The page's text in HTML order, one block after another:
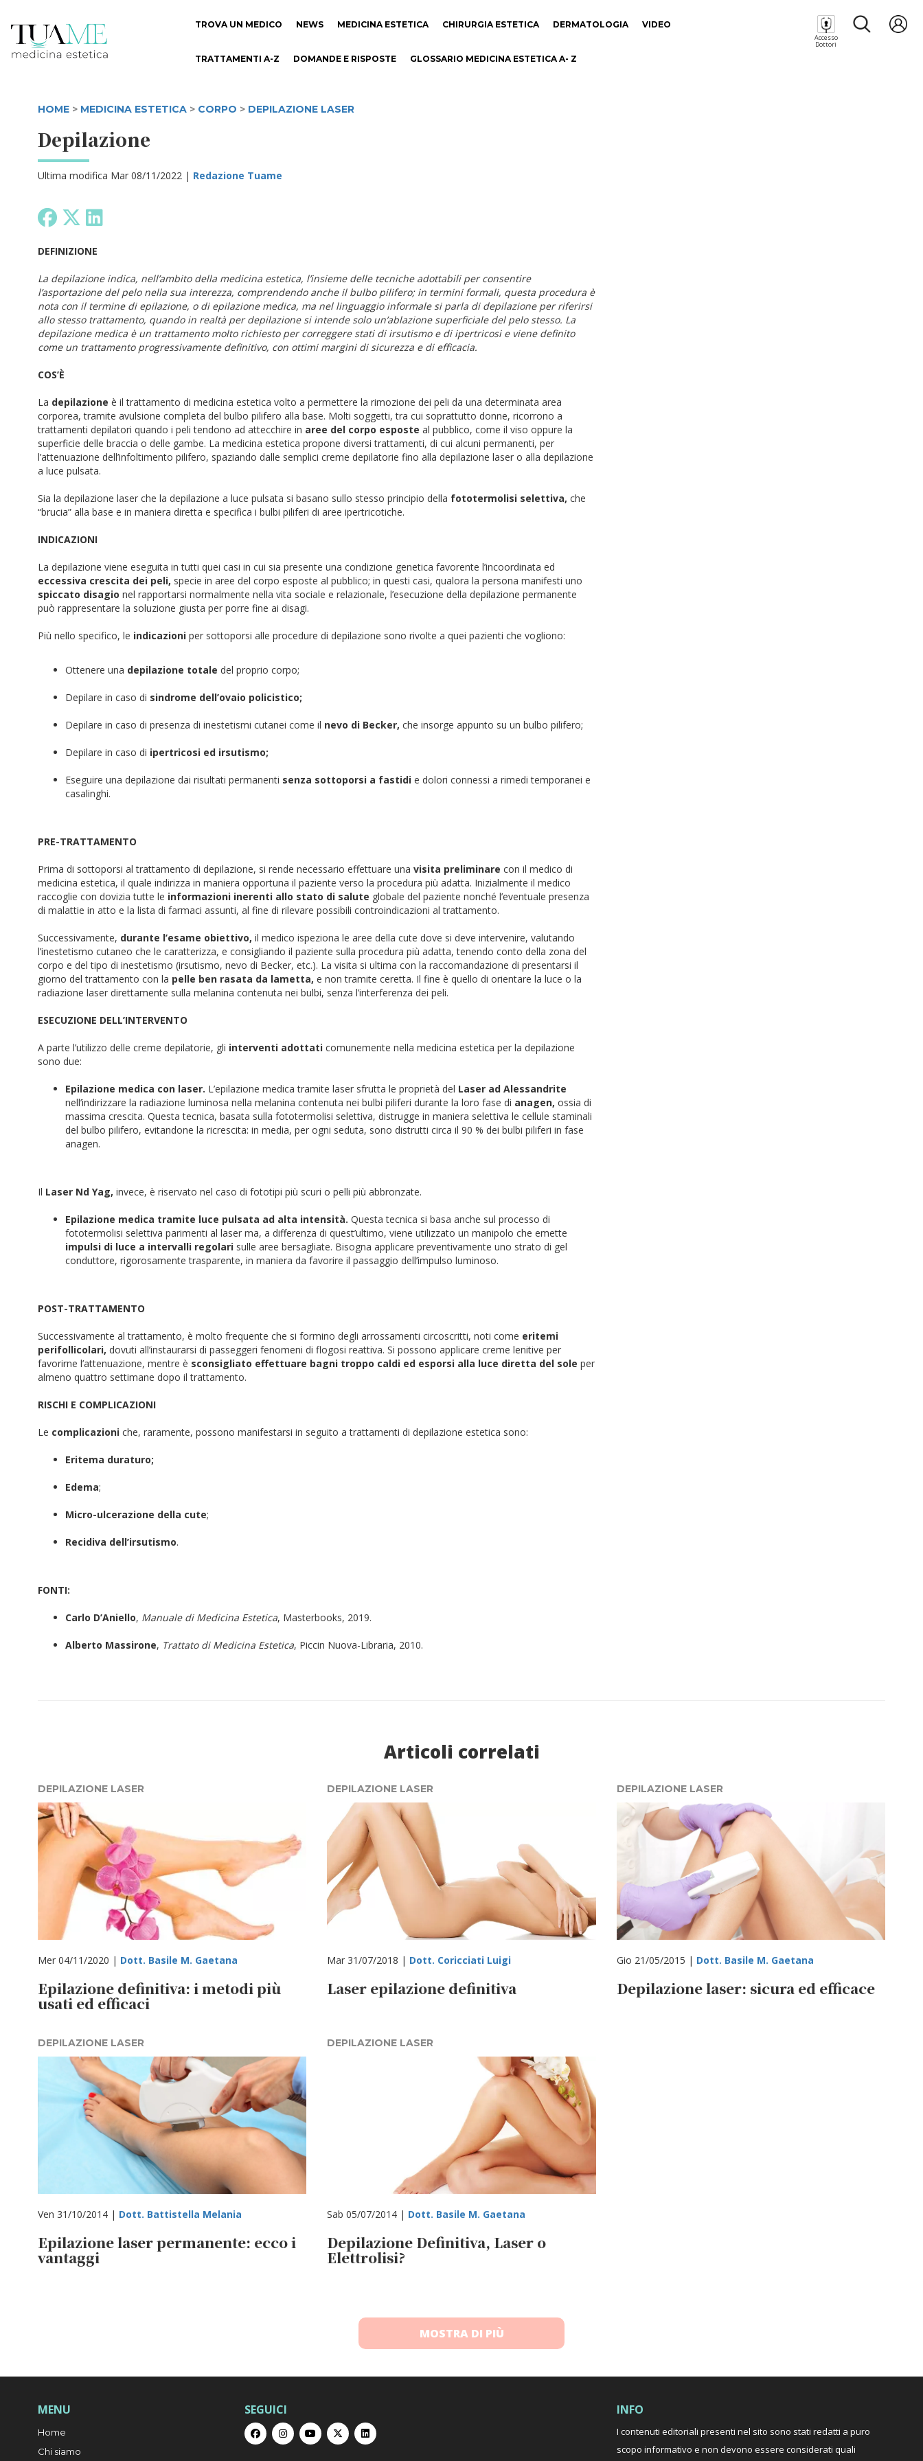
TROVA UN MEDICO NEWS MEDICINA ESTETICA CHIRURGIA ESTETICA DERMATOLOGIA VIDEO
TRATTAMENTI A-Z DOMANDE E RISPOSTE GLOSSARIO MEDICINA ESTETICA A- Z
Accesso
Dottori
HOME > MEDICINA ESTETICA > CORPO > DEPILAZIONE LASER
Depilazione
Ultima modifica Mar 08/11/2022 | Redazione Tuame
DEFINIZIONE
La depilazione indica, nell’ambito della medicina estetica, l’insieme delle tecniche adottabili per consentire
l’asportazione del pelo nella sua interezza, comprendendo anche il bulbo pilifero; in termini formali, questa procedura è
nota con il termine di epilazione, o di epilazione medica, ma nel linguaggio informale si parla di depilazione per riferirsi
allo stesso trattamento, quando in realtà per depilazione si intende solo un’ablazione superficiale del pelo stesso. La
depilazione medica è un trattamento molto richiesto per correggere stati di irsutismo e di ipertricosi e viene definito
come un trattamento progressivamente definitivo, con ottimi margini di sicurezza e di efficacia.
COS’È
La depilazione è il trattamento di medicina estetica volto a permettere la rimozione dei peli da una determinata area
corporea, tramite avulsione completa del bulbo pilifero alla base. Molti soggetti, tra cui soprattutto donne, ricorrono a
trattamenti depilatori quando i peli tendono ad attecchire in aree del corpo esposte al pubblico, come il viso oppure la
superficie delle braccia o delle gambe. La medicina estetica propone diversi trattamenti, di cui alcuni permanenti, per
l’attenuazione dell’infoltimento pilifero, spaziando dalle semplici creme depilatorie fino alla depilazione laser o alla depilazione
a luce pulsata.
Sia la depilazione laser che la depilazione a luce pulsata si basano sullo stesso principio della fototermolisi selettiva, che
“brucia” alla base e in maniera diretta e specifica i bulbi piliferi di aree ipertricotiche.
INDICAZIONI
La depilazione viene eseguita in tutti quei casi in cui sia presente una condizione genetica favorente l’incoordinata ed
eccessiva crescita dei peli, specie in aree del corpo esposte al pubblico; in questi casi, qualora la persona manifesti uno
spiccato disagio nel rapportarsi normalmente nella vita sociale e relazionale, l’esecuzione della depilazione permanente
può rappresentare la soluzione giusta per porre fine ai disagi.
Più nello specifico, le indicazioni per sottoporsi alle procedure di depilazione sono rivolte a quei pazienti che vogliono:
Ottenere una depilazione totale del proprio corpo;
Depilare in caso di sindrome dell’ovaio policistico;
Depilare in caso di presenza di inestetismi cutanei come il nevo di Becker, che insorge appunto su un bulbo pilifero;
Depilare in caso di ipertricosi ed irsutismo;
Eseguire una depilazione dai risultati permanenti senza sottoporsi a fastidi e dolori connessi a rimedi temporanei e
casalinghi.
PRE-TRATTAMENTO
Prima di sottoporsi al trattamento di depilazione, si rende necessario effettuare una visita preliminare con il medico di
medicina estetica, il quale indirizza in maniera opportuna il paziente verso la procedura più adatta. Inizialmente il medico
raccoglie con dovizia tutte le informazioni inerenti allo stato di salute globale del paziente nonché l’eventuale presenza
di malattie in atto e la lista di farmaci assunti, al fine di rilevare possibili controindicazioni al trattamento.
Successivamente, durante l’esame obiettivo, il medico ispeziona le aree della cute dove si deve intervenire, valutando
l’inestetismo cutaneo che le caratterizza, e consigliando il paziente sulla procedura più adatta, tenendo conto della zona del
corpo e del tipo di inestetismo (irsutismo, nevo di Becker, etc.). La visita si ultima con la raccomandazione di presentarsi il
giorno del trattamento con la pelle ben rasata da lametta, e non tramite ceretta. Il fine è quello di orientare la luce o la
radiazione laser direttamente sulla melanina contenuta nei bulbi, senza l’interferenza dei peli.
ESECUZIONE DELL’INTERVENTO
A parte l’utilizzo delle creme depilatorie, gli interventi adottati comunemente nella medicina estetica per la depilazione
sono due:
Epilazione medica con laser. L’epilazione medica tramite laser sfrutta le proprietà del Laser ad Alessandrite
nell’indirizzare la radiazione luminosa nella melanina contenuta nei bulbi piliferi durante la loro fase di anagen, ossia di
massima crescita. Questa tecnica, basata sulla fototermolisi selettiva, distrugge in maniera selettiva le cellule staminali
del bulbo pilifero, evitandone la ricrescita: in media, per ogni seduta, sono distrutti circa il 90 % dei bulbi piliferi in fase
anagen.
Il Laser Nd Yag, invece, è riservato nel caso di fototipi più scuri o pelli più abbronzate.
Epilazione medica tramite luce pulsata ad alta intensità. Questa tecnica si basa anche sul processo di
fototermolisi selettiva parimenti al laser ma, a differenza di quest’ultimo, viene utilizzato un manipolo che emette
impulsi di luce a intervalli regolari sulle aree bersagliate. Bisogna applicare preventivamente uno strato di gel
conduttore, rigorosamente trasparente, in maniera da favorire il passaggio dell’impulso luminoso.
POST-TRATTAMENTO
Successivamente al trattamento, è molto frequente che si formino degli arrossamenti circoscritti, noti come eritemi
perifollicolari, dovuti all’instaurarsi di passeggeri fenomeni di flogosi reattiva. Si possono applicare creme lenitive per
favorirne l’attenuazione, mentre è sconsigliato effettuare bagni troppo caldi ed esporsi alla luce diretta del sole per
almeno quattro settimane dopo il trattamento.
RISCHI E COMPLICAZIONI
Le complicazioni che, raramente, possono manifestarsi in seguito a trattamenti di depilazione estetica sono:
Eritema duraturo;
Edema;
Micro-ulcerazione della cute;
Recidiva dell’irsutismo.
FONTI:
Carlo D’Aniello, Manuale di Medicina Estetica, Masterbooks, 2019.
Alberto Massirone, Trattato di Medicina Estetica, Piccin Nuova-Libraria, 2010.
Articoli correlati
DEPILAZIONE LASER
Mer 04/11/2020 | Dott. Basile M. Gaetana
Epilazione definitiva: i metodi più
usati ed efficaci
DEPILAZIONE LASER
Mar 31/07/2018 | Dott. Coricciati Luigi
Laser epilazione definitiva
DEPILAZIONE LASER
Gio 21/05/2015 | Dott. Basile M. Gaetana
Depilazione laser: sicura ed efficace
DEPILAZIONE LASER
Ven 31/10/2014 | Dott. Battistella Melania
Epilazione laser permanente: ecco i
vantaggi
DEPILAZIONE LASER
Sab 05/07/2014 | Dott. Basile M. Gaetana
Depilazione Definitiva, Laser o
Elettrolisi?
MOSTRA DI PIÙ
MENU
Home
Chi siamo
SEGUICI INFO
I contenuti editoriali presenti nel sito sono stati redatti a puro
scopo informativo e non devono essere considerati quali